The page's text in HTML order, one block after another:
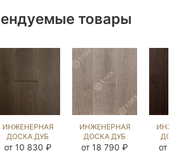
товары
ИНЖЕНЕРНАЯ
ДОСКА ДУБ
MISSISSIPPI
от 10 830 ₽
ИНЖЕНЕРНАЯ
ДОСКА ДУБ
ВИКСБУРГ
от 18 790 ₽ от